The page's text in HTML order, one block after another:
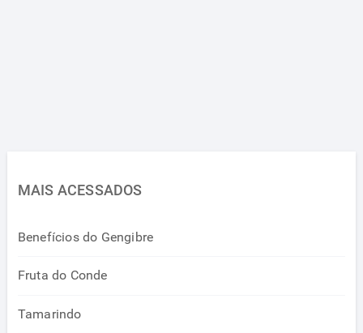
MAIS ACESSADOS
Benefícios do Gengibre
Fruta do Conde
Tamarindo